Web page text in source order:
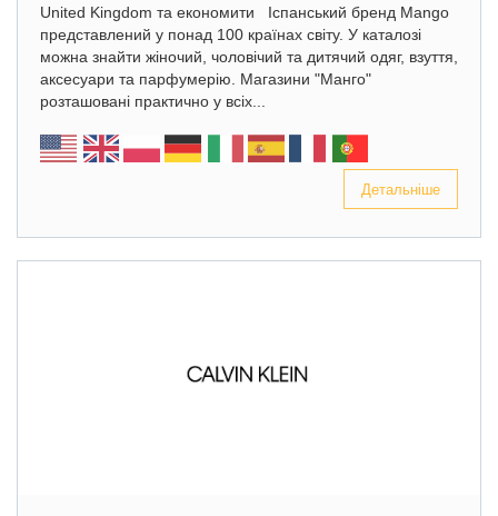
United Kingdom та економити Іспанський бренд Mango
представлений у понад 100 країнах світу. У каталозі
можна знайти жіночий, чоловічий та дитячий одяг, взуття,
аксесуари та парфумерію. Магазини "Манго"
розташовані практично у всіх...
Детальніше